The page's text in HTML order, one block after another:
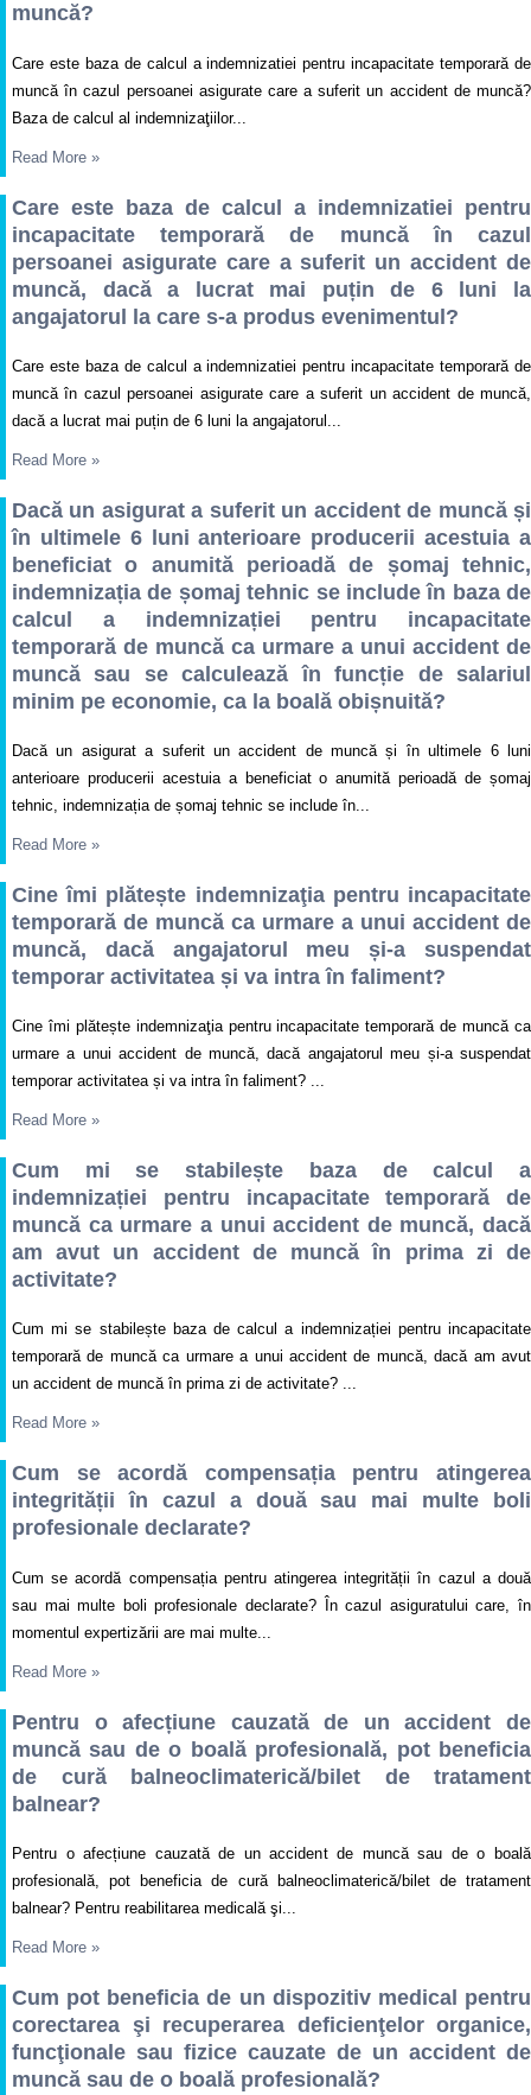
muncă?
Care este baza de calcul a indemnizatiei pentru incapacitate temporară de
muncă în cazul persoanei asigurate care a suferit un accident de muncă?
Baza de calcul al indemnizaţiilor...
Read More »
Care este baza de calcul a indemnizatiei pentru
incapacitate temporară de muncă în cazul
persoanei asigurate care a suferit un accident de
muncă, dacă a lucrat mai puțin de 6 luni la
angajatorul la care s-a produs evenimentul?
Care este baza de calcul a indemnizatiei pentru incapacitate temporară de
muncă în cazul persoanei asigurate care a suferit un accident de muncă,
dacă a lucrat mai puțin de 6 luni la angajatorul...
Read More »
Dacă un asigurat a suferit un accident de muncă și
în ultimele 6 luni anterioare producerii acestuia a
beneficiat o anumită perioadă de șomaj tehnic,
indemnizația de șomaj tehnic se include în baza de
calcul a indemnizației pentru incapacitate
temporară de muncă ca urmare a unui accident de
muncă sau se calculează în funcție de salariul
minim pe economie, ca la boală obișnuită?
Dacă un asigurat a suferit un accident de muncă și în ultimele 6 luni
anterioare producerii acestuia a beneficiat o anumită perioadă de șomaj
tehnic, indemnizația de șomaj tehnic se include în...
Read More »
Cine îmi plătește indemnizaţia pentru incapacitate
temporară de muncă ca urmare a unui accident de
muncă, dacă angajatorul meu și-a suspendat
temporar activitatea și va intra în faliment?
Cine îmi plătește indemnizaţia pentru incapacitate temporară de muncă ca
urmare a unui accident de muncă, dacă angajatorul meu și-a suspendat
temporar activitatea și va intra în faliment? ...
Read More »
Cum mi se stabilește baza de calcul a
indemnizației pentru incapacitate temporară de
muncă ca urmare a unui accident de muncă, dacă
am avut un accident de muncă în prima zi de
activitate?
Cum mi se stabilește baza de calcul a indemnizației pentru incapacitate
temporară de muncă ca urmare a unui accident de muncă, dacă am avut
un accident de muncă în prima zi de activitate? ...
Read More »
Cum se acordă compensația pentru atingerea
integrității în cazul a două sau mai multe boli
profesionale declarate?
Cum se acordă compensația pentru atingerea integrității în cazul a două
sau mai multe boli profesionale declarate? În cazul asiguratului care, în
momentul expertizării are mai multe...
Read More »
Pentru o afecțiune cauzată de un accident de
muncă sau de o boală profesională, pot beneficia
de cură balneoclimaterică/bilet de tratament
balnear?
Pentru o afecțiune cauzată de un accident de muncă sau de o boală
profesională, pot beneficia de cură balneoclimaterică/bilet de tratament
balnear? Pentru reabilitarea medicală şi...
Read More »
Cum pot beneficia de un dispozitiv medical pentru
corectarea şi recuperarea deficienţelor organice,
funcţionale sau fizice cauzate de un accident de
muncă sau de o boală profesională?